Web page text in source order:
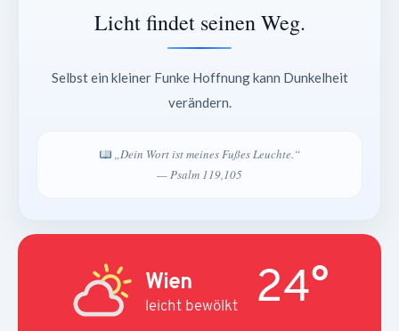
Licht findet seinen Weg.
Selbst ein kleiner Funke Hoffnung kann Dunkelheit
verändern.
„Dein Wort ist meines Fußes Leuchte.“
— Psalm 119,105
Wien
leicht bewölkt 24°